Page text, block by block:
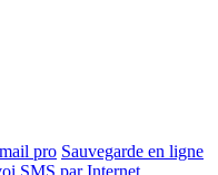
pro Sauvegarde en ligne